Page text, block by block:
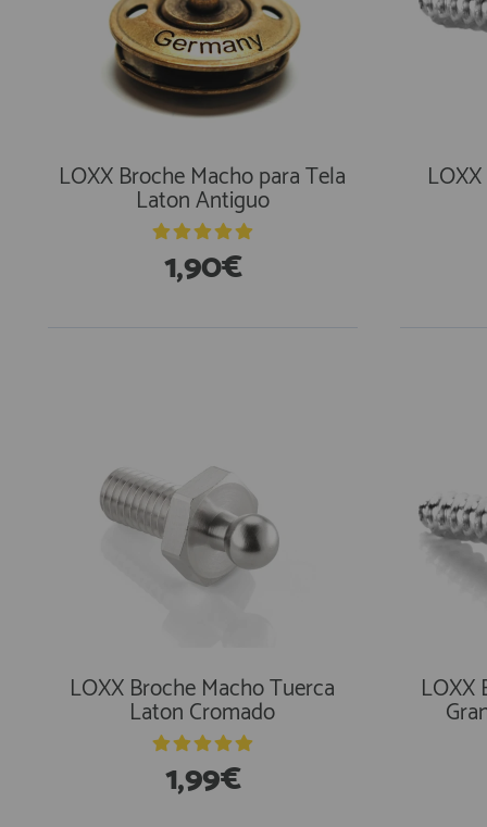
LOXX Broche Macho para Tela
Laton Antiguo
1,90€
LOXX Broche Macho Tuerca
Laton Cromado
1,99€
LOXX